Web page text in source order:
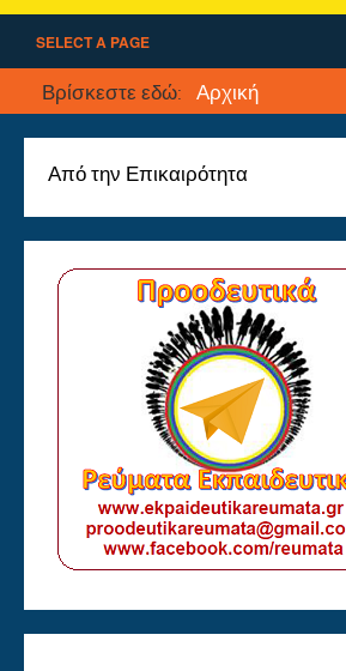
Βρίσκεστε εδώ: Αρχική
Από την Επικαιρότητα